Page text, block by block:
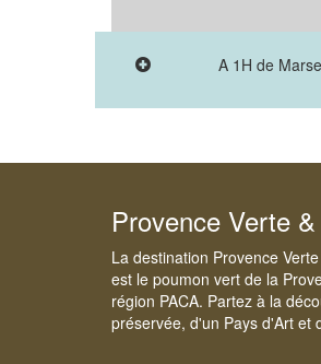
A 1H de
Provence Verte
La destination Provence
est le poumon vert de la
région PACA. Partez à la
préservée, d'un Pays d'Art et